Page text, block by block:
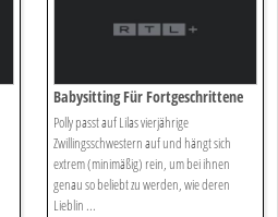
Babysitting Für Fortgeschrittene
Polly passt auf Lilas vierjährige
Zwillingsschwestern auf und hängt sich
extrem (minimäßig) rein, um bei ihnen
genau so beliebt zu werden, wie deren
Lieblin ...